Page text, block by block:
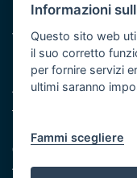
Protezione civile
Vai al sito di
Iniziativa finanziata
Asse XI
Note legali
Cookie e privacy
Amministrazione
Informazioni
Questo sito web
il suo corretto
per fornire servizi
ultimi saranno
Fammi scegliere